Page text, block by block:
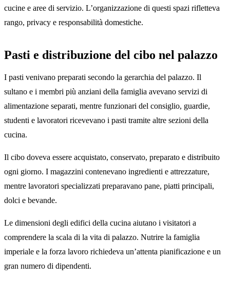
cucine e aree di servizio. L’organizzazione di questi spazi rifletteva
rango, privacy e responsabilità domestiche.
Pasti e distribuzione del cibo nel palazzo
I pasti venivano preparati secondo la gerarchia del palazzo. Il
sultano e i membri più anziani della famiglia avevano servizi di
alimentazione separati, mentre funzionari del consiglio, guardie,
studenti e lavoratori ricevevano i pasti tramite altre sezioni della
cucina.
Il cibo doveva essere acquistato, conservato, preparato e distribuito
ogni giorno. I magazzini contenevano ingredienti e attrezzature,
mentre lavoratori specializzati preparavano pane, piatti principali,
dolci e bevande.
Le dimensioni degli edifici della cucina aiutano i visitatori a
comprendere la scala di la vita di palazzo. Nutrire la famiglia
imperiale e la forza lavoro richiedeva un’attenta pianificazione e un
gran numero di dipendenti.